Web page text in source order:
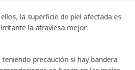
la superficie de piel afectada es
la atraviesa mejor.
precaución si hay bandera